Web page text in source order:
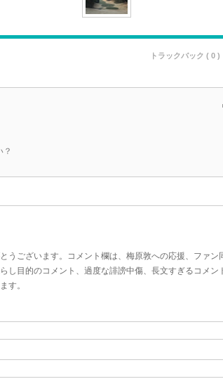
トラックバック ( 0 )
？
うございます。コメント欄は、梅原敦への応援、ファン
し目的のコメント、過度な誹謗中傷、長文すぎるコメン
す。